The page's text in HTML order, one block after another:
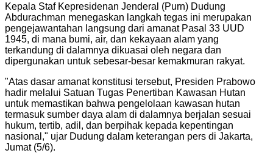
Kepala Staf Kepresidenan Jenderal (Purn) Dudung
Abdurachman menegaskan langkah tegas ini merupakan
pengejawantahan langsung dari amanat Pasal 33 UUD
1945, di mana bumi, air, dan kekayaan alam yang
terkandung di dalamnya dikuasai oleh negara dan
dipergunakan untuk sebesar-besar kemakmuran rakyat.
"Atas dasar amanat konstitusi tersebut, Presiden Prabowo
hadir melalui Satuan Tugas Penertiban Kawasan Hutan
untuk memastikan bahwa pengelolaan kawasan hutan
termasuk sumber daya alam di dalamnya berjalan sesuai
hukum, tertib, adil, dan berpihak kepada kepentingan
nasional," ujar Dudung dalam keterangan pers di Jakarta,
Jumat (5/6).